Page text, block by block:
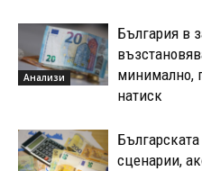
Анализи
България в
минимално,
натиск
сценарии,